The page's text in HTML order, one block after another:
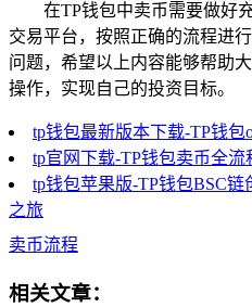
在TP钱包中卖币需要做好
交易平台，按照正确的流程进
问题，希望以上内容能够帮助
操作，实现自己的投资目标。
tp钱包最新版本下载-TP钱
tp官网下载-TP钱包卖币全流
tp钱包苹果版-TP钱包BSC
之旅
卖币流程
相关文章：